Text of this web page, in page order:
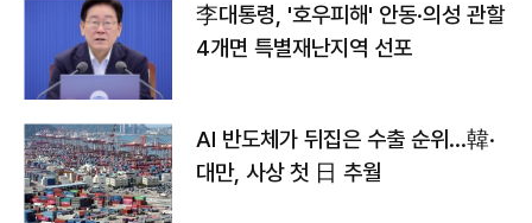
李대통령, '호우피해' 안동·의성 관할
4개면 특별재난지역 선포
AI 반도체가 뒤집은 수출 순위…韓·
대만, 사상 첫 日 추월